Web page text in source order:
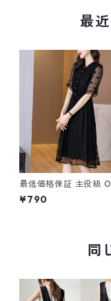
最
最低価格保証 主役級
勤 エレガント ワンピ
602
¥790
同